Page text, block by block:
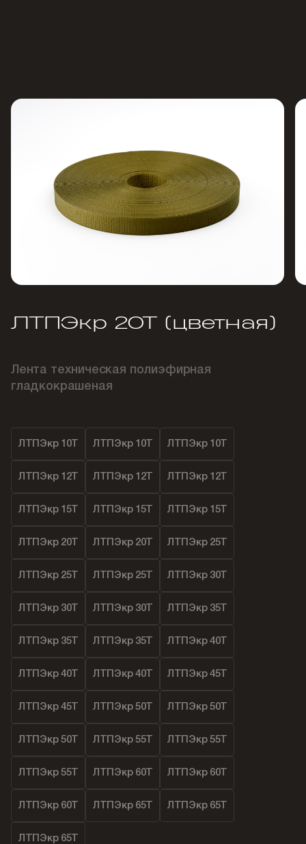
ЛТПЭкр 20Т (цветная)
Лента техническая полиэфирная
гладкокрашеная
ЛТПЭкр 10Т ЛТПЭкр 10Т ЛТПЭкр 10Т
ЛТПЭкр 12Т ЛТПЭкр 12Т ЛТПЭкр 12Т
ЛТПЭкр 15Т ЛТПЭкр 15Т ЛТПЭкр 15Т
ЛТПЭкр 20Т ЛТПЭкр 20Т ЛТПЭкр 25Т
ЛТПЭкр 25Т ЛТПЭкр 25Т ЛТПЭкр 30Т
ЛТПЭкр 30Т ЛТПЭкр 30Т ЛТПЭкр 35Т
ЛТПЭкр 35Т ЛТПЭкр 35Т ЛТПЭкр 40Т
ЛТПЭкр 40Т ЛТПЭкр 40Т ЛТПЭкр 45Т
ЛТПЭкр 45Т ЛТПЭкр 50Т ЛТПЭкр 50Т
ЛТПЭкр 50Т ЛТПЭкр 55Т ЛТПЭкр 55Т
ЛТПЭкр 55Т ЛТПЭкр 60Т ЛТПЭкр 60Т
ЛТПЭкр 60Т ЛТПЭкр 65Т ЛТПЭкр 65Т
ЛТПЭкр 65Т